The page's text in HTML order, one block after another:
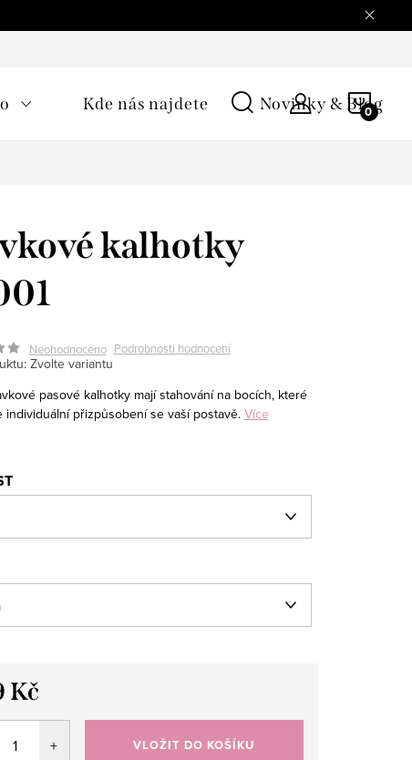
Kde nás najdete Novinky & Blog
kalhotky
Neohodnoceno Podrobnosti hodnocení
Zvolte variantu
pasové kalhotky mají stahování na bocích, které
individuální přizpůsobení se vaší postavě. Více
Kč
VLOŽIT DO KOŠÍKU